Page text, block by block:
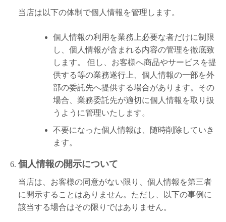
当店は以下の体制で個人情報を管理します。
個人情報の利用を業務上必要な者だけに制限
し、個人情報が含まれる内容の管理を徹底致
します。 但し、お客様へ商品やサービスを提
供する等の業務遂行上、個人情報の一部を外
部の委託先へ提供する場合があります。その
場合、業務委託先が適切に個人情報を取り扱
うように管理いたします。
不要になった個人情報は、随時削除していき
ます。
個人情報の開示について
当店は、お客様の同意がない限り、個人情報を第三者
に開示することはありません。ただし、以下の事例に
該当する場合はその限りではありません。